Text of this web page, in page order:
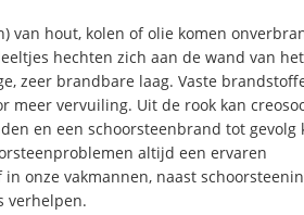
van hout, kolen of olie komen
hechten zich aan de wand van
zeer brandbare laag. Vaste
meer vervuiling. Uit de rook kan
en een schoorsteenbrand tot gevolg
altijd een ervaren
onze vakmannen, naast
verhelpen.